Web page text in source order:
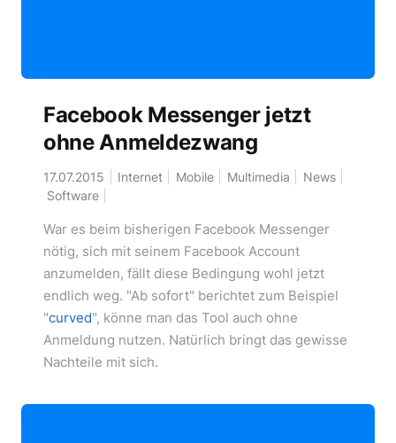
Facebook Messenger jetzt
ohne Anmeldezwang
17.07.2015 Internet Mobile Multimedia
News
Software
War es beim bisherigen Facebook Messenger
nötig, sich mit seinem Facebook Account
anzumelden, fällt diese Bedingung wohl jetzt
endlich weg. "Ab sofort" berichtet zum Beispiel
"curved", könne man das Tool auch ohne
Anmeldung nutzen. Natürlich bringt das gewisse
Nachteile mit sich.